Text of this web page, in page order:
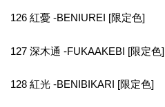
126 紅憂 -BENIUREI [限定色]
127 深木通 -FUKAAKEBI [限定色]
128 紅光 -BENIBIKARI [限定色]